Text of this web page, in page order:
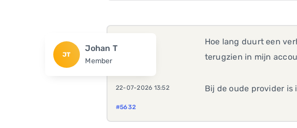
JT
Johan T
Member
22-07-2026 13:52
#5632
Hoe lang duurt een
terugzien in mijn
Bij de oude provider is